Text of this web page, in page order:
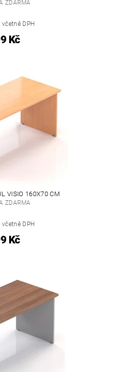
ZDARMA
DPH
Kč
VISIO 160X70 CM
ZDARMA
DPH
Kč